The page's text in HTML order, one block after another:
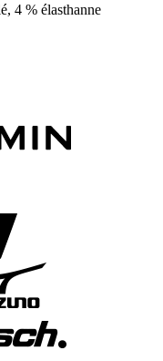
4 % élasthanne